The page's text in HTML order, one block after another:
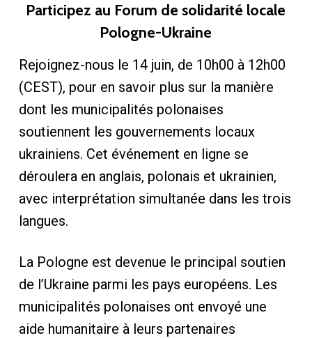
Participez au Forum de solidarité locale
Pologne-Ukraine
Rejoignez-nous le 14 juin, de 10h00 à 12h00
(CEST), pour en savoir plus sur la manière
dont les municipalités polonaises
soutiennent les gouvernements locaux
ukrainiens. Cet événement en ligne se
déroulera en anglais, polonais et ukrainien,
avec interprétation simultanée dans les trois
langues.
La Pologne est devenue le principal soutien
de l’Ukraine parmi les pays européens. Les
municipalités polonaises ont envoyé une
aide humanitaire à leurs partenaires